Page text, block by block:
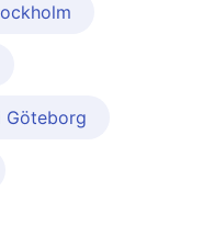
Göteborg